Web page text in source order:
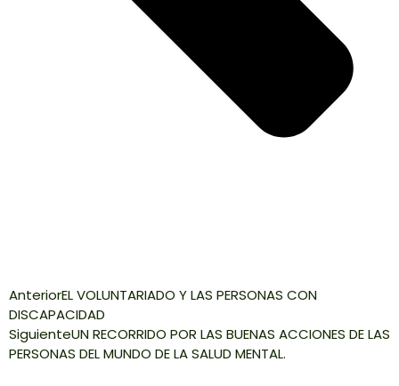
AnteriorEL VOLUNTARIADO Y LAS PERSONAS CON
DISCAPACIDAD
SiguienteUN RECORRIDO POR LAS BUENAS ACCIONES DE LAS
PERSONAS DEL MUNDO DE LA SALUD MENTAL.